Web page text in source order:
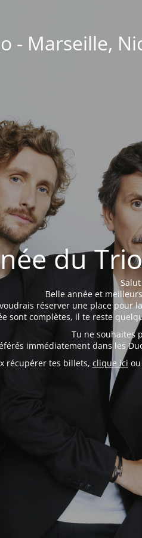
- Marseille,
du
Salut
Belle année et
réserver une place pour
sont complètes, il te reste
Tu ne souhaites
immédiatement dans les
récupérer tes billets, clique ici